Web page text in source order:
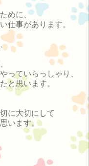
めに、
仕事があります。
っていらっしゃり、
と思います。
に大切にして
います。